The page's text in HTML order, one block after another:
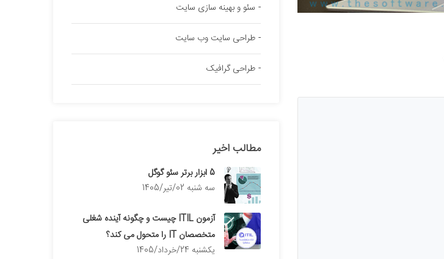
سئو و بهینه سازی سایت
طراحی سایت وب سایت
طراحی گرافیک
مطالب اخیر
5 ابزار برتر سئو گوگل
سه شنبه 02/تیر/1405
آزمون ITIL چیست و چگونه آینده شغلی
متخصصان IT را متحول می کند؟
يكشنبه 24/خرداد/1405